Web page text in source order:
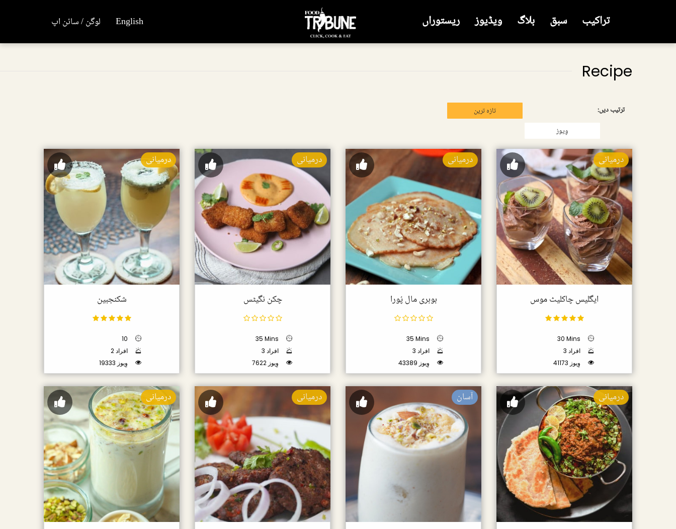
تراکیب سبق بلاگ ویڈیوز ریستوراں English لوگن / سائن اپ
Recipe
ترتیب دیں:
تازہ ترین
وِیوز
درمیانی
ایگلیس چاکلیٹ موس
30 Mins
3 افراد
41173 وِیوز
درمیانی
بوہری مال پُورا
35 Mins
3 افراد
43389 وِیوز
درمیانی
چکن نگیٹس
35 Mins
3 افراد
7622 وِیوز
درمیانی
شکنجبین
10
2 افراد
19333 وِیوز
درمیانی آسان درمیانی درمیانی